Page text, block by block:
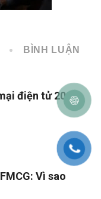
BÌNH LUẬN
điện tử 2026
Vì sao